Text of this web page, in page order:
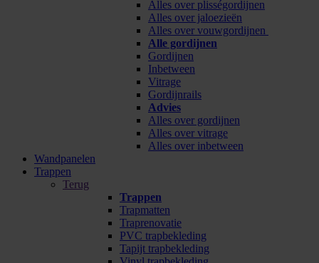
Alles over plisségordijnen
Alles over jaloezieën
Alles over vouwgordijnen
Alle gordijnen
Gordijnen
Inbetween
Vitrage
Gordijnrails
Advies
Alles over gordijnen
Alles over vitrage
Alles over inbetween
Wandpanelen
Trappen
Terug
Trappen
Trapmatten
Traprenovatie
PVC trapbekleding
Tapijt trapbekleding